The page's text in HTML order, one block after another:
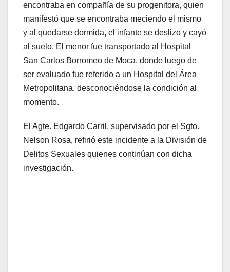
encontraba en compañía de su progenitora, quien
manifestó que se encontraba meciendo el mismo
y al quedarse dormida, el infante se deslizo y cayó
al suelo. El menor fue transportado al Hospital
San Carlos Borromeo de Moca, donde luego de
ser evaluado fue referido a un Hospital del Área
Metropolitana, desconociéndose la condición al
momento.
El Agte. Edgardo Carril, supervisado por el Sgto.
Nelson Rosa, refirió este incidente a la División de
Delitos Sexuales quienes continúan con dicha
investigación.